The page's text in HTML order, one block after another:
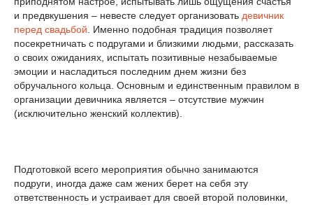
и предвкушения – невесте следует организовать девичник
перед свадьбой . Именно подобная традиция позволяет
посекретничать с подругами и близкими людьми, рассказать
о своих ожиданиях, испытать позитивные незабываемые
эмоции и насладиться последним днем жизни без
обручального кольца. Основным и единственным правилом в
организации девичника является – отсутствие мужчин
(исключительно женский коллектив).
Подготовкой всего мероприятия обычно занимаются
подруги, иногда даже сам жених берет на себя эту
ответственность и устраивает для своей второй половинки,